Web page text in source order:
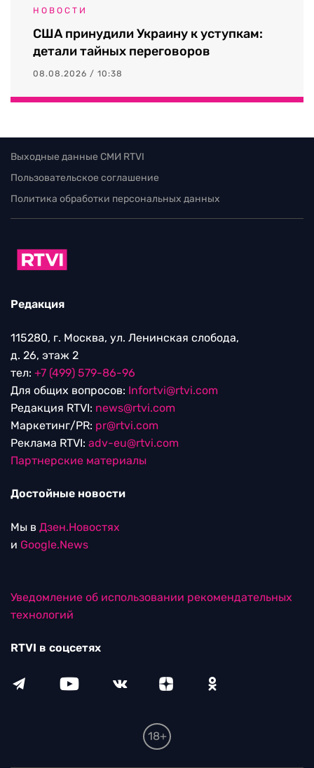
НОВОСТИ
США принудили Украину к уступкам:
детали тайных переговоров
08.08.2026 / 10:38
Выходные данные СМИ RTVI
Пользовательское соглашение
Политика обработки персональных данных
Редакция
115280, г. Москва, ул. Ленинская слобода,
д. 26, этаж 2
тел: +7 (499) 579-86-96
Для общих вопросов: Infortvi@rtvi.com
Редакция RTVI: news@rtvi.com
Маркетинг/PR: pr@rtvi.com
Реклама RTVI: adv-eu@rtvi.com
Партнерские материалы
Достойные новости
Мы в Дзен.Новостях
и Google.News
Уведомление об использовании рекомендательных
технологий
RTVI в соцсетях
18+